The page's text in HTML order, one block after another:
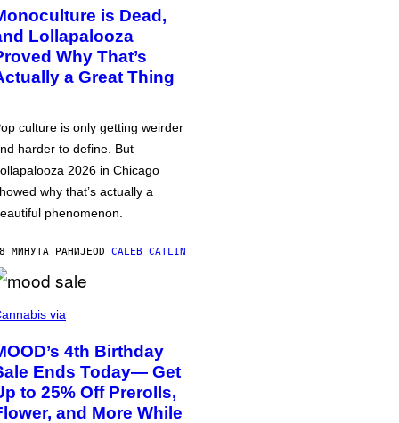
is Dead,
Lollapalooza
Why That’s
a Great Thing
culture is only getting weirder
harder to define. But
2026 in Chicago
why that’s actually a
phenomenon.
МИНУТА РАНИЈЕOD CALEB CATLIN
via
4th Birthday
Ends Today— Get
to 25% Off Prerolls,
and More While